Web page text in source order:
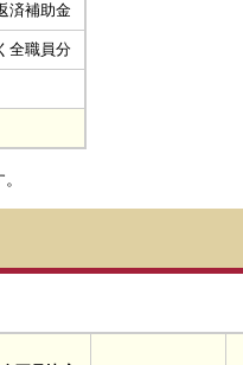
済補助金
全職員分